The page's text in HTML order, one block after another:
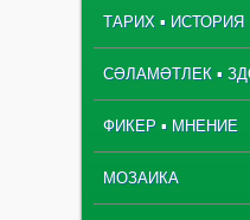
ТАРИХ ▪ ИСТОРИЯ
СӘЛАМӘТЛЕК ▪
ФИКЕР ▪ МНЕНИЕ
МОЗАИКА